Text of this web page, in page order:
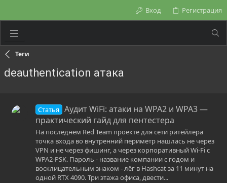
Вход Регистрация
Теги
deauthentication атака
Статья
Аудит WiFi: атаки на WPA2 и WPA3 —
практический гайд для пентестера
На последнем Red Team проекте для сети ритейлера
точка входа во внутренний периметр нашлась не через
VPN и не через фишинг, а через корпоративный Wi-Fi с
WPA2-PSK. Пароль - название компании с годом и
восклицательным знаком - лёг в Hashcat за 11 минут на
одной RTX 4090. Три этажа офиса, двести...